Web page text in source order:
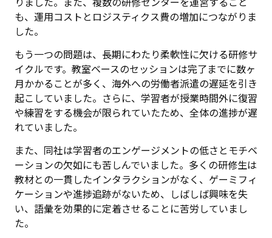
も、運用コストとロジスティクス費の増加につながりま
した。
もう一つの問題は、長期にわたり柔軟性に欠ける研修サ
イクルです。教室ベースのセッションは完了までに数ヶ
月かかることが多く、海外への労働者派遣の遅延を引き
起こしていました。さらに、学習者が授業時間外に復習
や練習をする機会が限られていたため、全体の進捗が遅
れていました。
また、同社は学習者のエンゲージメントの低さとモチベ
ーションの欠如にも苦しんでいました。多くの研修生は
教材との一貫したインタラクションがなく、ゲーミフィ
ケーションや進捗追跡がないため、しばしば興味を失
い、語彙を効果的に定着させることに苦労していまし
た。